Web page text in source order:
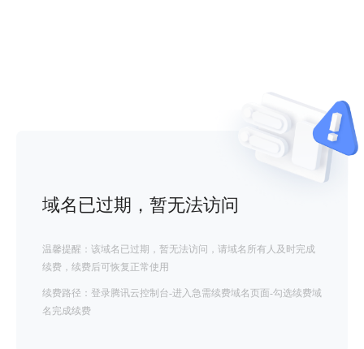
域名已过期，暂无法访问
温馨提醒：该域名已过期，暂无法访问，请域名所有人及时完成
续费，续费后可恢复正常使用
续费路径：登录腾讯云控制台-进入急需续费域名页面-勾选续费域
名完成续费